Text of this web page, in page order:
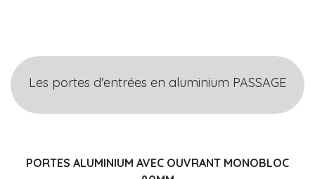
Les portes d'entrées en aluminium PASSAGE
PORTES ALUMINIUM AVEC OUVRANT MONOBLOC